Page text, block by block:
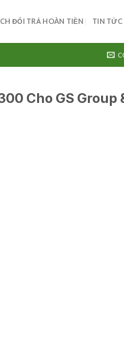
ĐỔI TRẢ HOÀN TIỀN TIN TỨC
Cho GS Group